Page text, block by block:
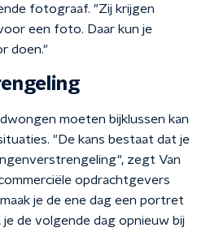
fotograaf. "Zij krijgen
een foto. Daar kun je
doen."
moeten bijklussen kan
"De kans bestaat dat je
zegt Van
opdrachtgevers
je de ene dag een portret
de volgende dag opnieuw bij